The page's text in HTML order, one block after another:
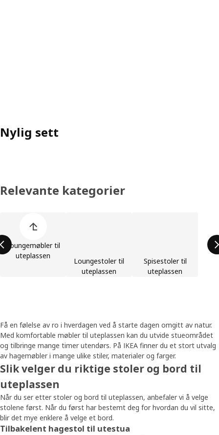
Nylig sett
Relevante kategorier
Loungemøbler til
uteplassen
Loungestoler til
uteplassen
Spisestoler til
uteplassen
Få en følelse av ro i hverdagen ved å starte dagen omgitt av natur.
Med komfortable møbler til uteplassen kan du utvide stueområdet
og tilbringe mange timer utendørs. På IKEA finner du et stort utvalg
av hagemøbler i mange ulike stiler, materialer og farger.
Slik velger du riktige stoler og bord til
uteplassen
Når du ser etter stoler og bord til uteplassen, anbefaler vi å velge
stolene først. Når du først har bestemt deg for hvordan du vil sitte,
blir det mye enklere å velge et bord.
Tilbakelent hagestol til utestua